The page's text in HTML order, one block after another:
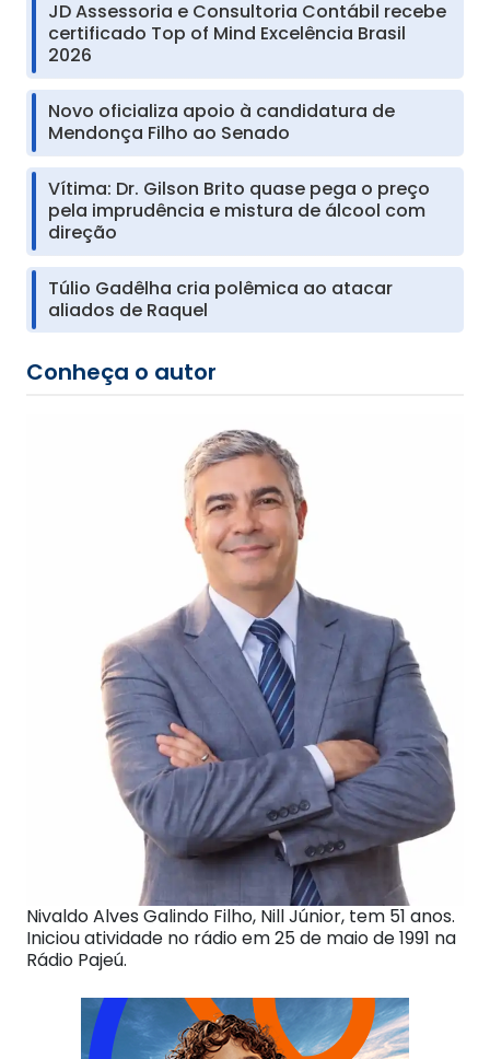
JD Assessoria e Consultoria Contábil recebe
certificado Top of Mind Excelência Brasil
2026
Novo oficializa apoio à candidatura de
Mendonça Filho ao Senado
Vítima: Dr. Gilson Brito quase pega o preço
pela imprudência e mistura de álcool com
direção
Túlio Gadêlha cria polêmica ao atacar
aliados de Raquel
Conheça o autor
Nivaldo Alves Galindo Filho, Nill Júnior, tem 51 anos.
Iniciou atividade no rádio em 25 de maio de 1991 na
Rádio Pajeú.